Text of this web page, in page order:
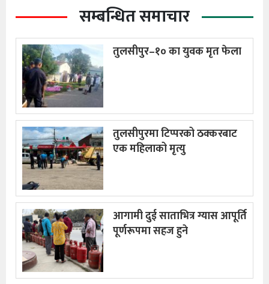
सम्बन्धित समाचार
तुलसीपुर–१० का युवक मृत फेला
तुलसीपुरमा टिप्परको ठक्करबाट
एक महिलाको मृत्यु
आगामी दुई साताभित्र ग्यास आपूर्ति
पूर्णरूपमा सहज हुने